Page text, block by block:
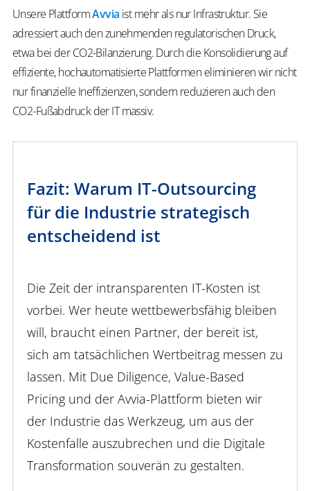
Unsere PlattformAvvia ist mehr als nur Infrastruktur. Sie
adressiert auch den zunehmenden regulatorischen Druck,
etwa bei der CO2-Bilanzierung. Durch die Konsolidierung auf
effiziente, hochautomatisierte Plattformen eliminieren wir nicht
nur finanzielle Ineffizienzen, sondern reduzieren auch den
CO2-Fußabdruck der IT massiv.
Fazit: Warum IT-Outsourcing
für die Industrie strategisch
entscheidend ist
Die Zeit der intransparenten IT-Kosten ist
vorbei. Wer heute wettbewerbsfähig bleiben
will, braucht einen Partner, der bereit ist,
sich am tatsächlichen Wertbeitrag messen zu
lassen. Mit Due Diligence, Value-Based
Pricing und der Avvia-Plattform bieten wir
der Industrie das Werkzeug, um aus der
Kostenfalle auszubrechen und die Digitale
Transformation souverän zu gestalten.